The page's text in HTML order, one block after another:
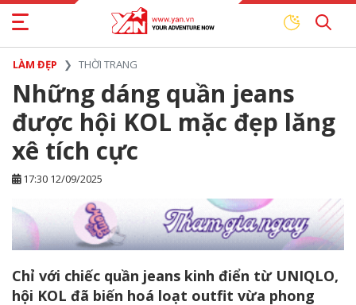
LÀM ĐẸP THỜI TRANG
Những dáng quần jeans
được hội KOL mặc đẹp lăng
xê tích cực
17:30 12/09/2025
Chỉ với chiếc quần jeans kinh điển từ UNIQLO,
hội KOL đã biến hoá loạt outfit vừa phong